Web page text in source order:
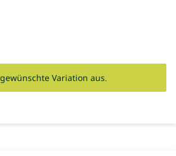
Variation aus.